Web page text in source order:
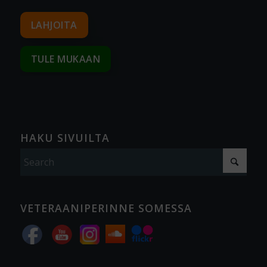
LAHJOITA
TULE MUKAAN
HAKU SIVUILTA
VETERAANIPERINNE SOMESSA